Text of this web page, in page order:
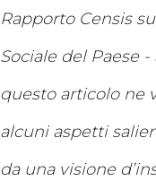
Rapporto Censis
Sociale del Paese -
questo articolo ne
alcuni aspetti
da una visione